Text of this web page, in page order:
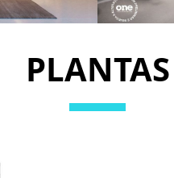
PLANTAS